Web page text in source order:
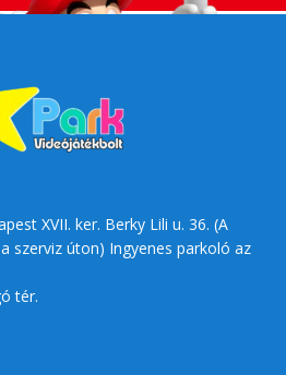
XVII. ker. Berky Lili u. 36. (A
szerviz úton) Ingyenes parkoló az
tér.